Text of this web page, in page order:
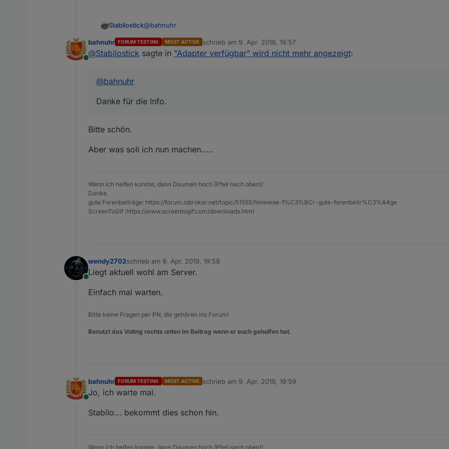
Stabilostick@bahnuhr
Danke für die Info.
Online
bahnuhr FORUM TESTING MOST ACTIVE schrieb am 9. Apr. 2019, 19:57
zuletzt editiert von
@Stabilostick sagte in "Adapter verfügbar" wird nicht mehr angezeigt:
@bahnuhr
Danke für die Info.
Bitte schön.
Aber was soll ich nun machen.....
Wenn ich helfen konnte, dann Daumen hoch (Pfeil nach oben)!
Danke.
gute Forenbeiträge: https://forum.iobroker.net/topic/51555/hinweise-f%C3%BCr-gute-forenbeitr%C3%A4ge
ScreenToGif :https://www.screentogif.com/downloads.html
Online
wendy2702schrieb am 9. Apr. 2019, 19:58
zuletzt editiert von
Liegt aktuell wohl am Server.
Einfach mal warten.
Bitte keine Fragen per PN, die gehören ins Forum!
Benutzt das Voting rechts unten im Beitrag wenn er euch geholfen hat.
Online
bahnuhr FORUM TESTING MOST ACTIVE schrieb am 9. Apr. 2019, 19:59
zuletzt editiert von
Jo, ich warte mal.
Stabilo... bekommt dies schon hin.
Wenn ich helfen konnte, dann Daumen hoch (Pfeil nach oben)!